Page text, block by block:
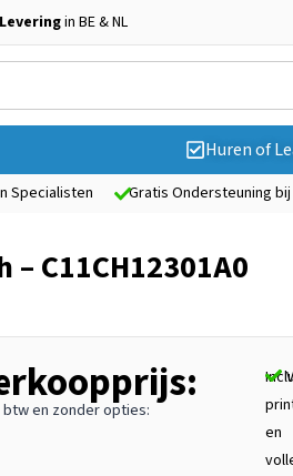
in BE & NL
Huren of
Specialisten
Gratis Ondersteuning
– C11CH12301A0
btw en zonder opties:
en